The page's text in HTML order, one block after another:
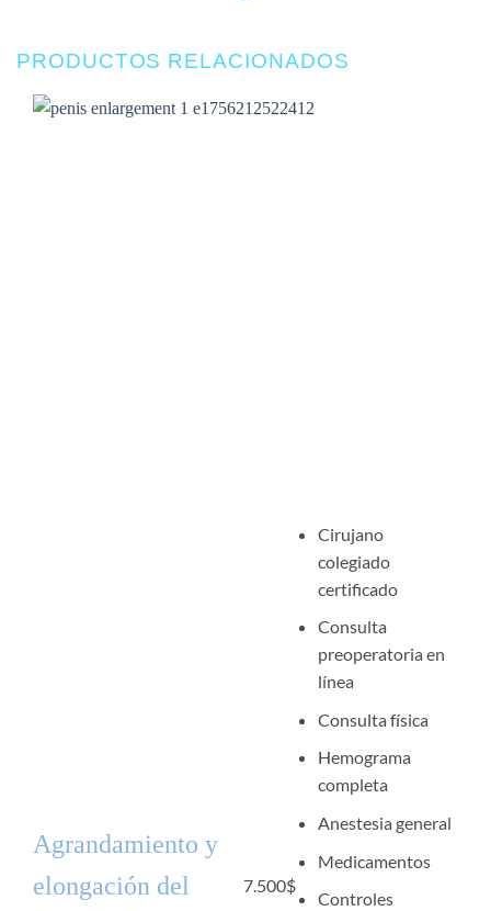
PRODUCTOS RELACIONADOS
Agrandamiento y
elongación del
7.500$
Cirujano
colegiado
certificado
Consulta
preoperatoria en
línea
Consulta física
Hemograma
completa
Anestesia general
Medicamentos
Controles